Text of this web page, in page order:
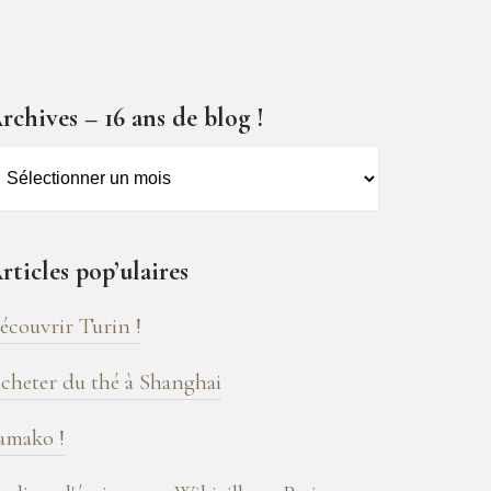
– 16 ans de blog !
pop’ulaires
Turin !
du thé à Shanghai
!